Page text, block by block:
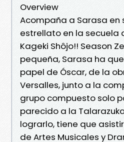
Overview
Acompaña a Sarasa en
estrellato en la secuela
Kageki Shôjo!! Season
pequeña, Sarasa ha
papel de Óscar, de la
Versalles, junto a la
grupo compuesto solo
parecido a la
lograrlo, tiene que
de Artes Musicales y